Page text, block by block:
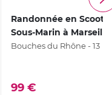
Randonnée en
Sous-Marin à Marseille
Bouches du Rhône - 13
99 €